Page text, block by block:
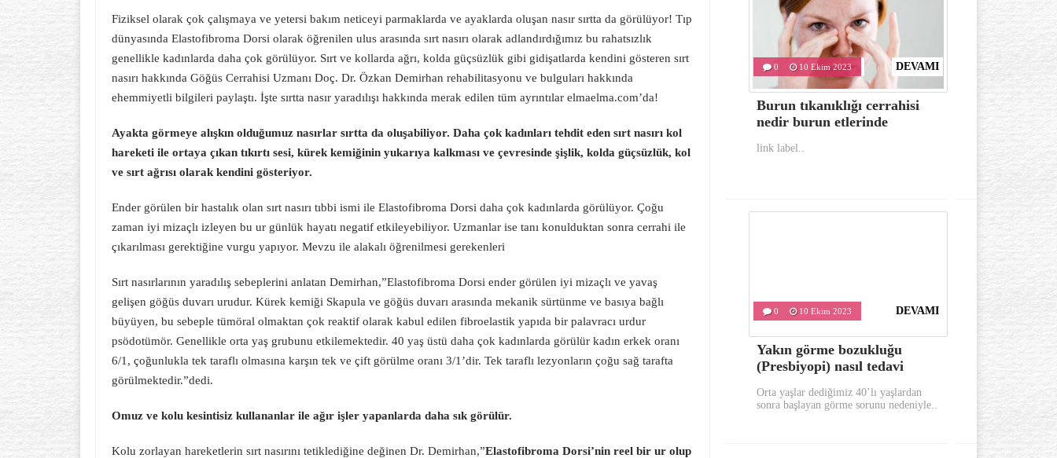
Fiziksel olarak çok çalışmaya ve yetersi bakım neticeyi parmaklarda ve ayaklarda oluşan nasır sırtta da görülüyor! Tıp
dünyasında Elastofibroma Dorsi olarak öğrenilen ulus arasında sırt nasırı olarak adlandırdığımız bu rahatsızlık
genellikle kadınlarda daha çok görülüyor. Sırt ve kollarda ağrı, kolda güçsüzlük gibi gidişatlarda kendini gösteren sırt
nasırı hakkında Göğüs Cerrahisi Uzmanı Doç. Dr. Özkan Demirhan rehabilitasyonu ve bulguları hakkında
ehemmiyetli bilgileri paylaştı. İşte sırtta nasır yaradılışı hakkında merak edilen tüm ayrıntılar elmaelma.com’da!
Ayakta görmeye alışkın olduğumuz nasırlar sırtta da oluşabiliyor. Daha çok kadınları tehdit eden sırt nasırı kol
hareketi ile ortaya çıkan tıkırtı sesi, kürek kemiğinin yukarıya kalkması ve çevresinde şişlik, kolda güçsüzlük, kol
ve sırt ağrısı olarak kendini gösteriyor.
Ender görülen bir hastalık olan sırt nasırı tıbbi ismi ile Elastofibroma Dorsi daha çok kadınlarda görülüyor. Çoğu
zaman iyi mizaçlı izleyen bu ur günlük hayatı negatif etkileyebiliyor. Uzmanlar ise tanı konulduktan sonra cerrahi ile
çıkarılması gerektiğine vurgu yapıyor. Mevzu ile alakalı öğrenilmesi gerekenleri
Sırt nasırlarının yaradılış sebeplerini anlatan Demirhan,”Elastofibroma Dorsi ender görülen iyi mizaçlı ve yavaş
gelişen göğüs duvarı urudur. Kürek kemiği Skapula ve göğüs duvarı arasında mekanik sürtünme ve basıya bağlı
büyüyen, bu sebeple tümöral olmaktan çok reaktif olarak kabul edilen fibroelastik yapıda bir palavracı urdur
psödotümör. Genellikle orta yaş grubunu etkilemektedir. 40 yaş üstü daha çok kadınlarda görülür kadın erkek oranı
6/1, çoğunlukla tek taraflı olmasına karşın tek ve çift görülme oranı 3/1’dir. Tek taraflı lezyonların çoğu sağ tarafta
görülmektedir.”dedi.
Omuz ve kolu kesintisiz kullananlar ile ağır işler yapanlarda daha sık görülür.
Kolu zorlayan hareketlerin sırt nasırını tetiklediğine değinen Dr. Demirhan,”Elastofibroma Dorsi’nin reel bir ur olup
DEVAMI
0 10 Ekim 2023
Burun tıkanıklığı cerrahisi
nedir burun etlerinde
link label..
0
İlk yardım
link label..
DEVAMI
0 10 Ekim 2023
Yakın görme bozukluğu
(Presbiyopi) nasıl tedavi
Orta yaşlar dediğimiz 40’lı yaşlardan
sonra başlayan görme sorunu nedeniyle..
0
bunları
Sabahları
yerinde